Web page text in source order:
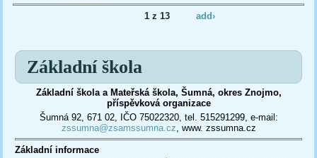
1 z 13 add›
Základní škola
Základní škola a Mateřská škola, Šumná, okres Znojmo,
příspěvková organizace
Šumná 92, 671 02, IČO 75022320, tel. 515291299, e-mail:
zssumna@zsamssumna.cz, www. zssumna.cz
Základní informace